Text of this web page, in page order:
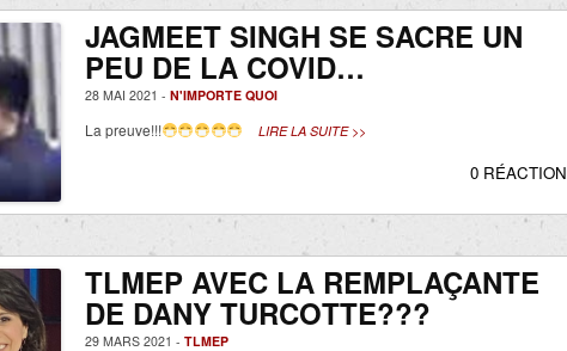
JAGMEET SINGH SE SACRE UN
PEU DE LA COVID…
28 MAI 2021 - N'IMPORTE QUOI
La preuve!!! LIRE LA SUITE >>
0 RÉACTION
TLMEP AVEC LA REMPLAÇANTE
DE DANY TURCOTTE???
29 MARS 2021 - TLMEP